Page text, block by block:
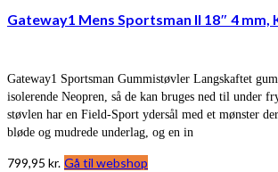
Gateway1 Mens Sportsman II 18″ 4 mm,
Gateway1 Sportsman Gummistøvler Langskaftet
isolerende Neopren, så de kan bruges ned til under
støvlen har en Field-Sport ydersål med et mønster
bløde og mudrede underlag, og en in
799,95 kr. Gå til webshop